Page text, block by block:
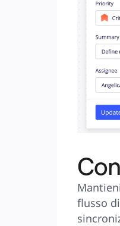
flusso